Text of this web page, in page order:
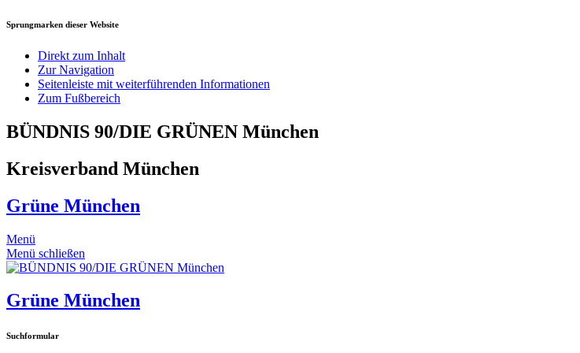
Sprungmarken dieser Website
Direkt zum Inhalt
Zur Navigation
Seitenleiste mit weiterführenden Informationen
Zum Fußbereich
BÜNDNIS 90/DIE GRÜNEN München
Kreisverband München
Grüne München
Menü
Menü schließen
Grüne München
Suchformular